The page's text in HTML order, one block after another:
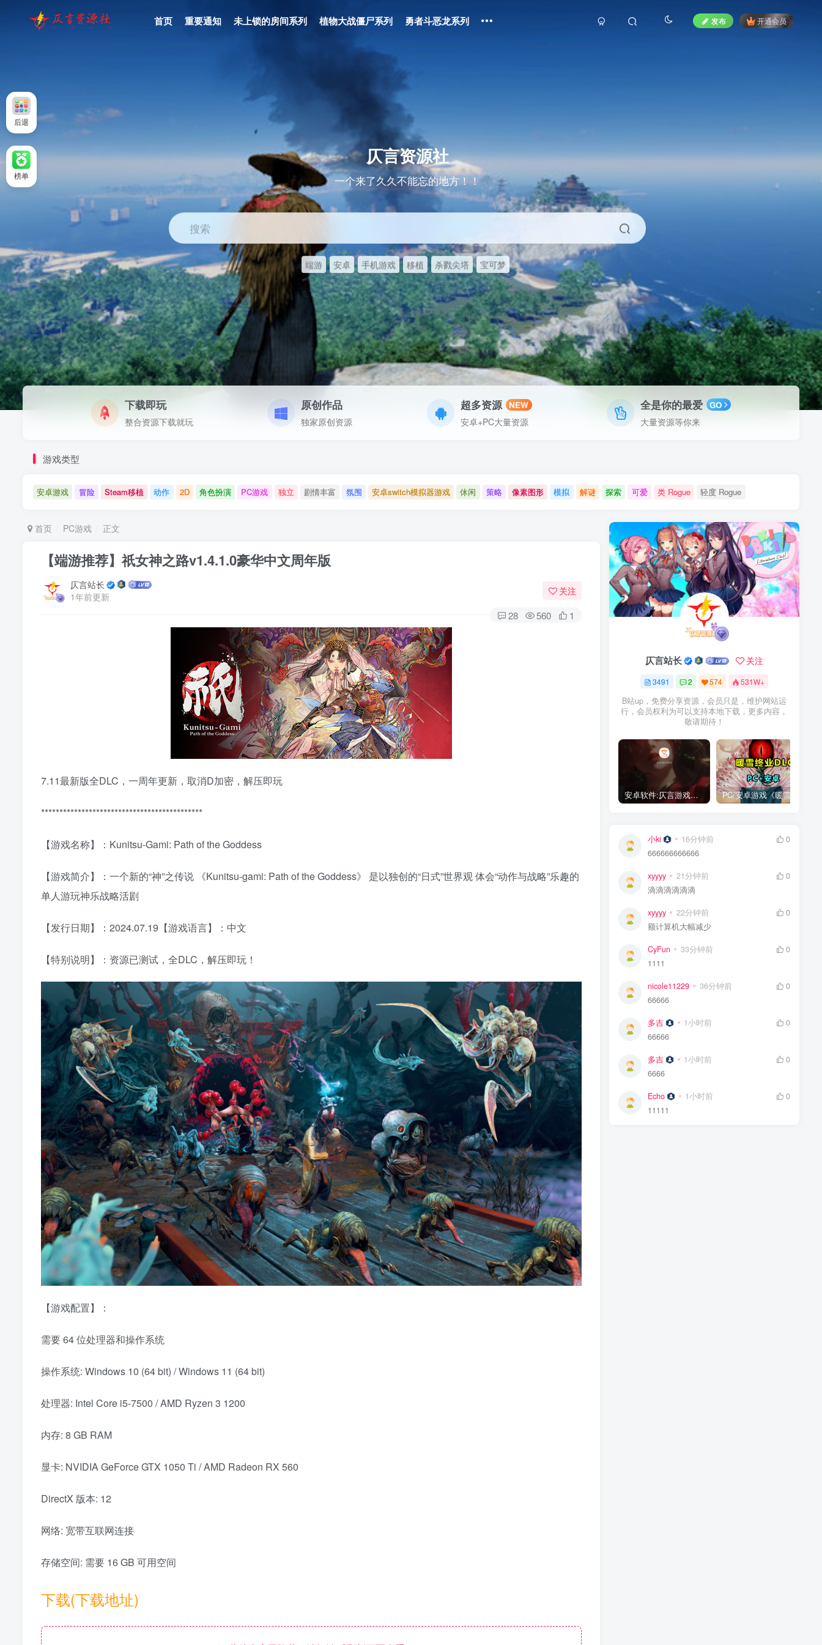
首页 重要通知 未上锁的房间系列 植物大战僵尸系列 勇者斗恶龙系列 发布 开通会员
仄言资源社
一个来了久久不能忘的地方！！
搜索
端游 安卓 手机游戏 移植 杀戮尖塔 宝可梦
下载即玩
整合资源下载就玩
原创作品
独家原创资源
超多资源 NEW
安卓+PC大量资源
全是你的最爱 GO
大量资源等你来
游戏类型
安卓游戏 冒险 Steam移植 动作 2D 角色扮演 PC游戏 独立 剧情丰富 氛围 安卓switch模拟器游戏 休闲 策略 像素图形 模拟 解谜 探索 可爱 类 Rogue 轻度 Rogue
首页 PC游戏 正文
【端游推荐】祇女神之路v1.4.1.0豪华中文周年版
仄言站长
1年前更新
关注
28 560 1
7.11最新版全DLC，一周年更新，取消D加密，解压即玩
********************************************
【游戏名称】：Kunitsu-Gami: Path of the Goddess
【游戏简介】：一个新的“神”之传说 《Kunitsu-gami: Path of the Goddess》 是以独创的“日式”世界观 体会“动作与战略”乐趣的
单人游玩神乐战略活剧
【发行日期】：2024.07.19【游戏语言】：中文
【特别说明】：资源已测试，全DLC，解压即玩！
【游戏配置】：
需要 64 位处理器和操作系统
操作系统: Windows 10 (64 bit) / Windows 11 (64 bit)
处理器: Intel Core i5-7500 / AMD Ryzen 3 1200
内存: 8 GB RAM
显卡: NVIDIA GeForce GTX 1050 Ti / AMD Radeon RX 560
DirectX 版本: 12
网络: 宽带互联网连接
存储空间: 需要 16 GB 可用空间
下载(下载地址)
仄言站长 关注
3491 2 574 531W+
B站up，免费分享资源，会员只是，维护网站运
行，会员权利为可以支持本地下载，更多内容，
敬请期待！
安卓软件:仄言游戏库4.0APP全新上架了！没有下的赶紧下载呀！
小ki 16分钟前
0
666666666666
xyyyy 21分钟前
0
滴滴滴滴滴滴
xyyyy 22分钟前
0
额计算机大幅减少
CyFun 33分钟前
0
1111
nicole11229 36分钟前
0
66666
多吉 1小时前
0
66666
多吉 1小时前
0
6666
Echo 1小时前
0
11111
后退
榜单